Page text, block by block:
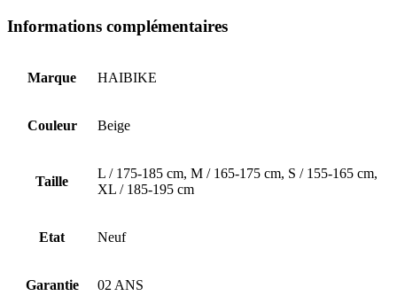
Informations complémentaires
Marque HAIBIKE
Couleur Beige
Taille
L / 175-185 cm, M / 165-175 cm, S / 155-165 cm,
XL / 185-195 cm
Etat Neuf
Garantie 02 ANS